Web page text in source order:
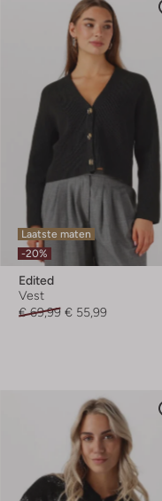
Laatste maten
-20%
Edited
Vest
€ 69,99 € 55,99